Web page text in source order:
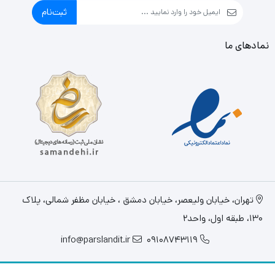
ثبت‌نام
نمادهای ما
تهران، خيابان وليعصر، خیابان دمشق ، خیابان مظفر شمالی، پلاک
130، طبقه اول، واحد2
09108743119
info@parslandit.ir